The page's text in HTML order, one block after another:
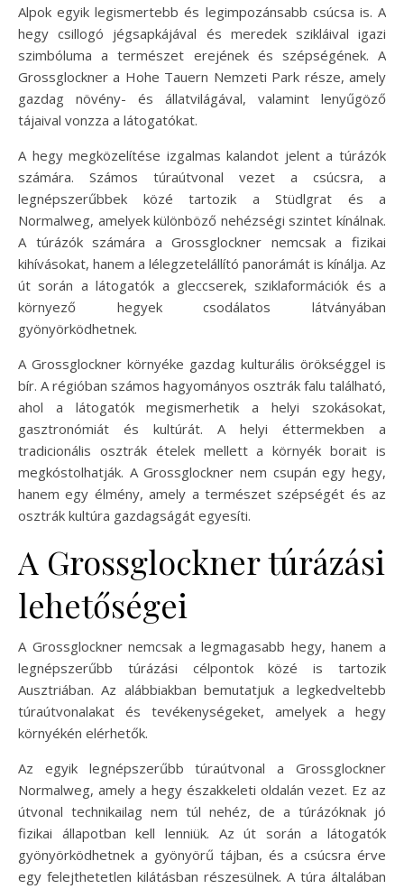
Alpok egyik legismertebb és legimpozánsabb csúcsa is. A
hegy csillogó jégsapkájával és meredek szikláival igazi
szimbóluma a természet erejének és szépségének. A
Grossglockner a Hohe Tauern Nemzeti Park része, amely
gazdag növény- és állatvilágával, valamint lenyűgöző
tájaival vonzza a látogatókat.
A hegy megközelítése izgalmas kalandot jelent a túrázók
számára. Számos túraútvonal vezet a csúcsra, a
legnépszerűbbek közé tartozik a Stüdlgrat és a
Normalweg, amelyek különböző nehézségi szintet kínálnak.
A túrázók számára a Grossglockner nemcsak a fizikai
kihívásokat, hanem a lélegzetelállító panorámát is kínálja. Az
út során a látogatók a gleccserek, sziklaformációk és a
környező hegyek csodálatos látványában
gyönyörködhetnek.
A Grossglockner környéke gazdag kulturális örökséggel is
bír. A régióban számos hagyományos osztrák falu található,
ahol a látogatók megismerhetik a helyi szokásokat,
gasztronómiát és kultúrát. A helyi éttermekben a
tradicionális osztrák ételek mellett a környék borait is
megkóstolhatják. A Grossglockner nem csupán egy hegy,
hanem egy élmény, amely a természet szépségét és az
osztrák kultúra gazdagságát egyesíti.
A Grossglockner túrázási
lehetőségei
A Grossglockner nemcsak a legmagasabb hegy, hanem a
legnépszerűbb túrázási célpontok közé is tartozik
Ausztriában. Az alábbiakban bemutatjuk a legkedveltebb
túraútvonalakat és tevékenységeket, amelyek a hegy
környékén elérhetők.
Az egyik legnépszerűbb túraútvonal a Grossglockner
Normalweg, amely a hegy északkeleti oldalán vezet. Ez az
útvonal technikailag nem túl nehéz, de a túrázóknak jó
fizikai állapotban kell lenniük. Az út során a látogatók
gyönyörködhetnek a gyönyörű tájban, és a csúcsra érve
egy felejthetetlen kilátásban részesülnek. A túra általában